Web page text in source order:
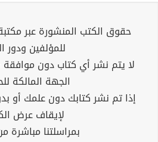
حقوق الكتب المنشورة عبر
للمؤلفين ودور
لا يتم نشر أي كتاب دون
الجهة المالكة
إذا تم نشر كتابك دون علمك أو
لإيقاف عرض
بمراسلتنا مباشرة